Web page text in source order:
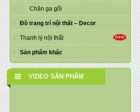
Chăn ga gối
Đồ trang trí nội thất – Decor
Thanh lý nội thất
Sản phẩm khác
VIDEO SẢN PHẨM